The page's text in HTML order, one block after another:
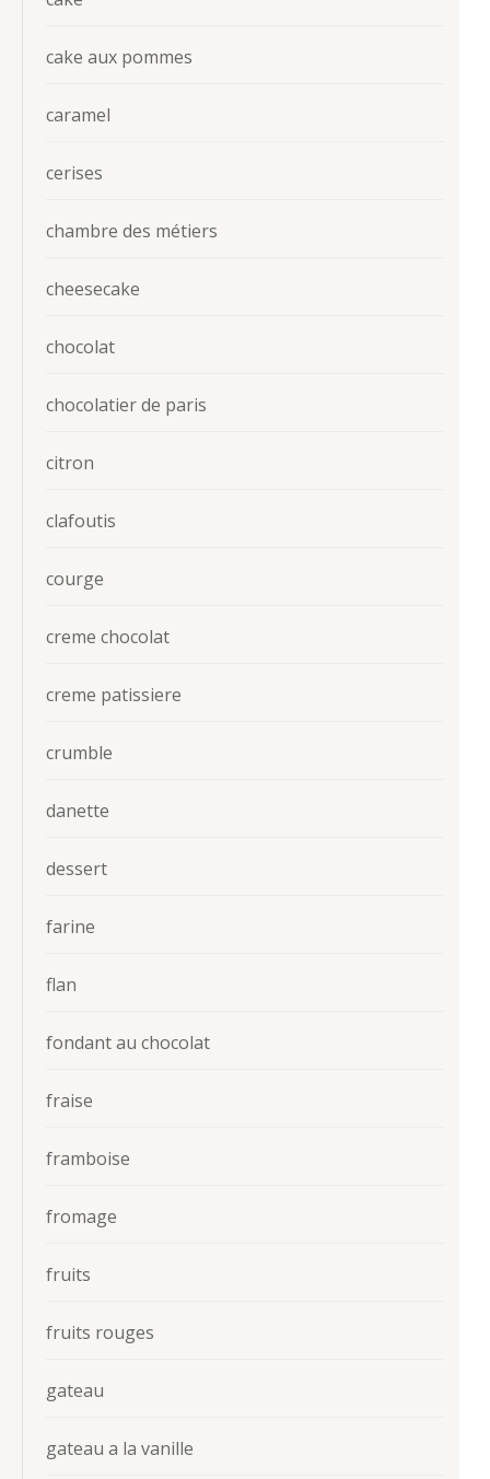
cake aux pommes
caramel
cerises
chambre des métiers
cheesecake
chocolat
chocolatier de paris
citron
clafoutis
courge
creme chocolat
creme patissiere
crumble
danette
dessert
farine
flan
fondant au chocolat
fraise
framboise
fromage
fruits
fruits rouges
gateau
gateau a la vanille